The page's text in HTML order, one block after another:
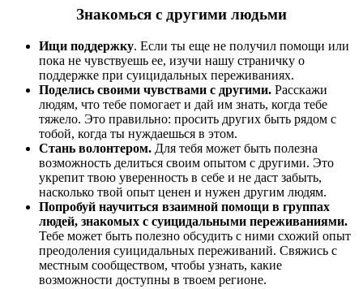
Знакомься с другими людьми
Ищи поддержку. Если ты еще не получил помощи или
пока не чувствуешь ее, изучи нашу страничку о
поддержке при суицидальных переживаниях.
Поделись своими чувствами с другими. Расскажи
людям, что тебе помогает и дай им знать, когда тебе
тяжело. Это правильно: просить других быть рядом с
тобой, когда ты нуждаешься в этом.
Стань волонтером. Для тебя может быть полезна
возможность делиться своим опытом с другими. Это
укрепит твою уверенность в себе и не даст забыть,
насколько твой опыт ценен и нужен другим людям.
Попробуй научиться взаимной помощи в группах
людей, знакомых с суицидальными переживаниями.
Тебе может быть полезно обсудить с ними схожий опыт
преодоления суицидальных переживаний. Свяжись с
местным сообществом, чтобы узнать, какие
возможности доступны в твоем регионе.